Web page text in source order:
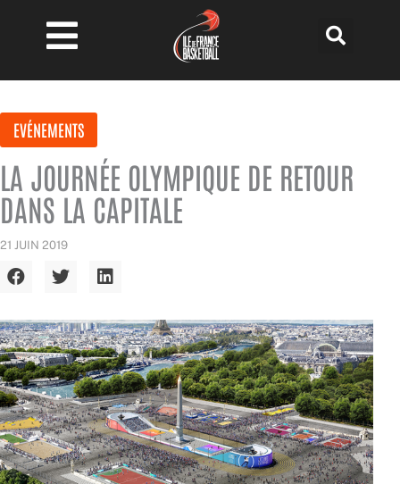
contenu
EVÉNEMENTS
LA JOURNÉE OLYMPIQUE DE RETOUR
DANS LA CAPITALE
21 JUIN 2019